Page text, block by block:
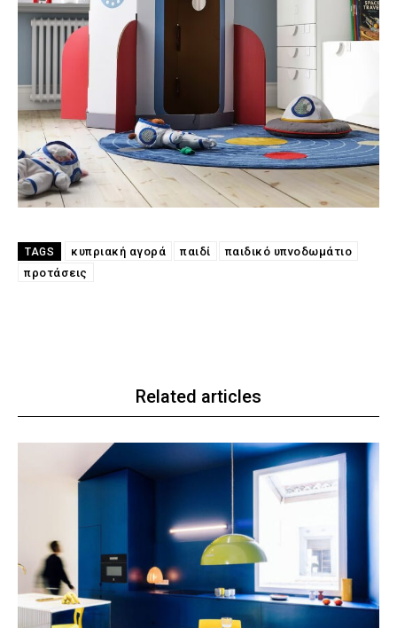
TAGS κυπριακή αγορά παιδί
παιδικό υπνοδωμάτιο
προτάσεις
Related articles